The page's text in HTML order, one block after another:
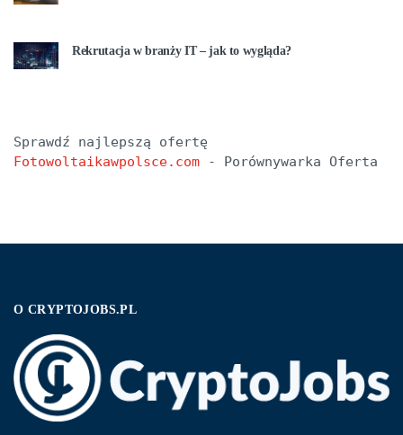
Rekrutacja w branży IT – jak to wygląda?
Fotowoltaikawpolsce.com - Porównywarka Oferta
O CRYPTOJOBS.PL